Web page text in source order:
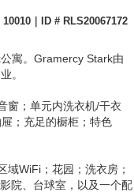
｜ID # RLS20067172
寓。Gramercy Stark由
。
窗；单元内洗衣机/干衣
；充足的橱柜；特色
WiFi；花园；洗衣房；
院、台球室，以及一个配